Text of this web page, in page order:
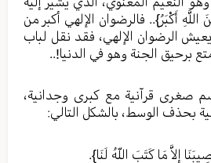
أَكْبَرُ}.. فالرضوان الإلهي أكبر من
الرضوان الإلهي، فقد نقل لباب
برحيق الجنة وهو في الدنيا!..
صغرى قرآنية مع كبرى وجدانية،
بحذف الوسط، بالشكل التالي:
إِلاَّ مَا كَتَبَ اللّهُ لَنَا}.